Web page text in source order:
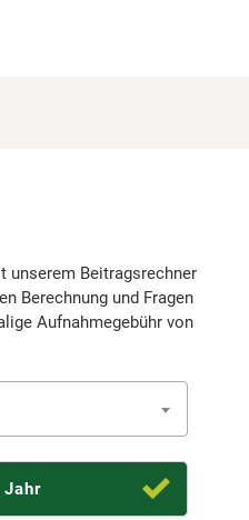
unserem Beitragsrechner
Berechnung und Fragen
Aufnahmegebühr von